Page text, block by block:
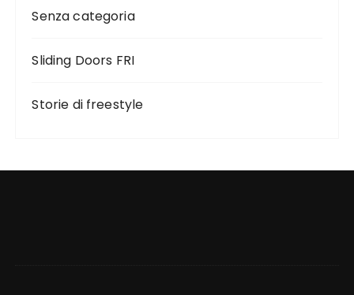
Senza categoria
Sliding Doors FRI
Storie di freestyle